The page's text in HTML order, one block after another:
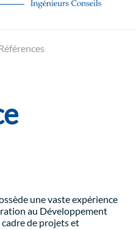
une vaste expérience
au Développement
cadre de projets et